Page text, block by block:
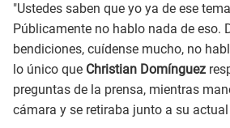
"Ustedes saben que yo ya de ese
Públicamente no hablo nada de eso.
bendiciones, cuídense mucho, no
lo único que Christian Domínguez
preguntas de la prensa, mientras
cámara y se retiraba junto a su